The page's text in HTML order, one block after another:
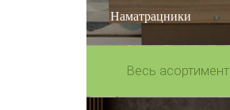
Наматрацники
Весь асортимент